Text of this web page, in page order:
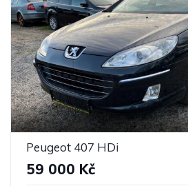
Peugeot 407 HDi
59 000 Kč